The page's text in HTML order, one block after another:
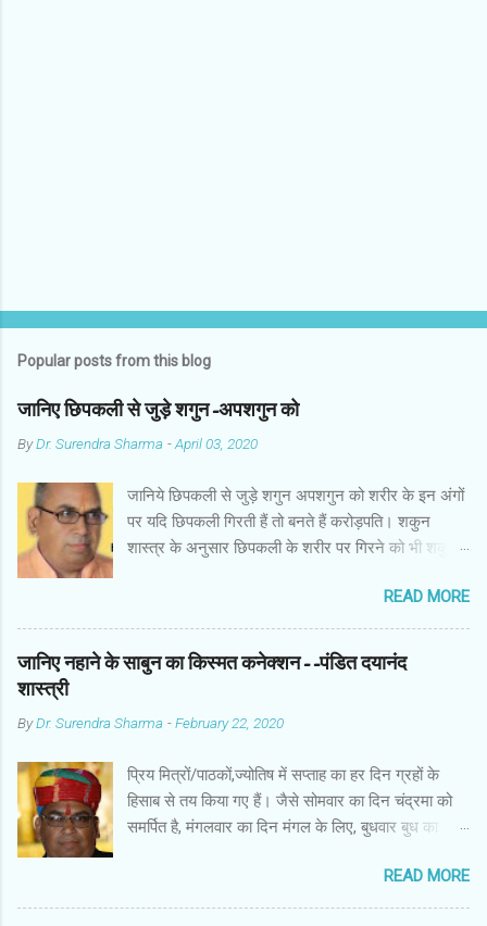
Popular posts from this blog
जानिए छिपकली से जुड़े शगुन-अपशगुन को
ByDr. Surendra Sharma -April 03, 2020
जानिये छिपकली से जुड़े शगुन अपशगुन को शरीर के इन अंगों
पर यदि छिपकली गिरती हैं तो बनते हैं करोड़पति। शकुन
शास्त्र के अनुसार छिपकली के शरीर पर गिरने को भी शकुन/
पाई जाती है, एक जंगली और एक घरेलू। छिपकली की जंगली
नस्ल को गिरगिट कहा जाता है जबकि घरों में पाई जाने वाली
छिपकली घरेलू छिपकली कही जाती है। शकुन शास्त्र के
अनुसार छिपकली के शरीर पर गिरने को भी शकुन/अपशकुन
के दाहिनी तरफ गिरना ठीक होता है। इसी प्रकार छिपकली का
की ओर गिरना अच्छा नहीं होता। रविवार या मंगलवार को लाल
रंग की छिपकली तथा शनिवार को काले रंग की छिपकली से
कम हानि होती है। ✍🏻✍🏻🌷🌷👉🏻👉🏻 छिपकली होती है मां
लगते हैं, लेकिन वो कोई ऐसा जीव नहीं है जिससे हमारा कुछ
नुकसान होता है। वैसे घर में छिपकली का दिखा जाना एक
READ MORE
जानिए नहाने के साबुन का किस्मत कनेक्शन--पंडित दयानंद
शास्त्री
ByDr. Surendra Sharma -February 22, 2020
प्रिय मित्रों/पाठकों,ज्योतिष में सप्ताह का हर दिन ग्रहों के
हिसाब से तय किया गए हैं। जैसे सोमवार का दिन चंद्रमा को
समर्पित है, मंगलवार का दिन मंगल के लिए, बुधवार बुध का
ग्रहों के नजरिए से शुभ काम करनी चाहिए और वर्जित किए गए
काम को करने से बचना चाहिए। हम सब नहाते समय साबुन
READ MORE